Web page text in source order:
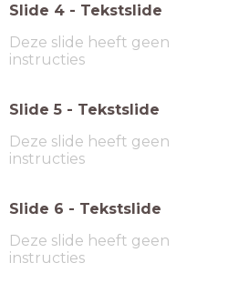
Slide 4 - Tekstslide
Deze slide heeft geen
instructies
Slide 5 - Tekstslide
Deze slide heeft geen
instructies
Slide 6 - Tekstslide
Deze slide heeft geen
instructies